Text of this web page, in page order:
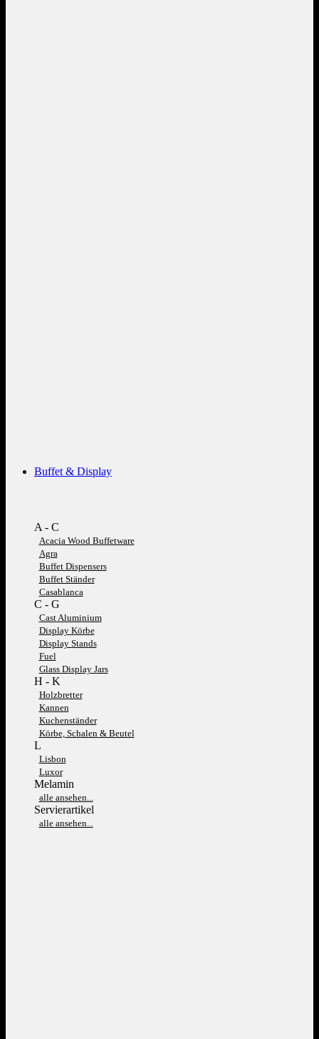
Buffet & Display
A - C
Acacia Wood Buffetware
Agra
Buffet Dispensers
Buffet Ständer
Casablanca
C - G
Cast Aluminium
Display Körbe
Display Stands
Fuel
Glass Display Jars
H - K
Holzbretter
Kannen
Kuchenständer
Körbe, Schalen & Beutel
L
Lisbon
Luxor
Melamin
alle ansehen...
Servierartikel
alle ansehen...